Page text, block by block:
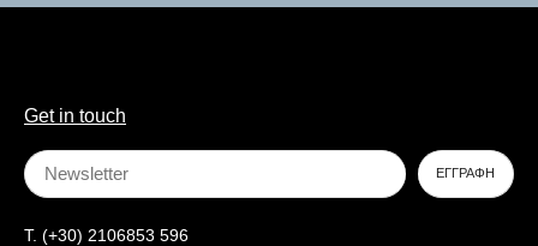
Get in touch
T. (+30) 2106853 596